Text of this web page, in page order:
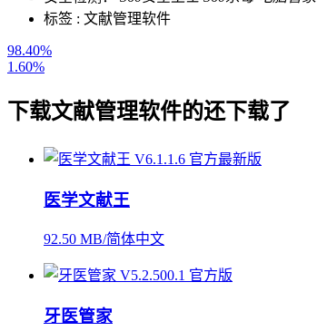
标签 : 文献管理软件
98.40%
1.60%
下载文献管理软件的还下载了
医学文献王
92.50 MB/简体中文
牙医管家